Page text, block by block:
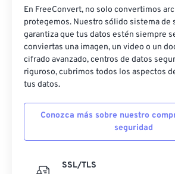
En FreeConvert, no solo convertimos
protegemos. Nuestro sólido sistema de
garantiza que tus datos estén siempre
conviertas una imagen, un video o un
cifrado avanzado, centros de datos
riguroso, cubrimos todos los aspectos
tus datos.
Conozca más sobre nuestro
seguridad
SSL/TLS